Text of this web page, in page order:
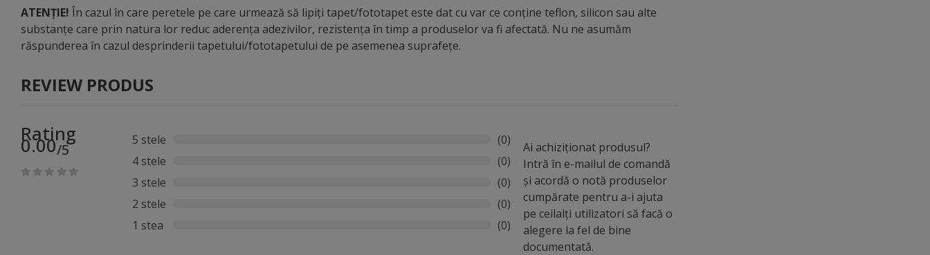
ATENȚIE! În cazul în care peretele pe care urmează să lipiți tapet/fototapet este dat cu var ce conține teflon, silicon sau alte
substanțe care prin natura lor reduc aderența adezivilor, rezistența în timp a produselor va fi afectată. Nu ne asumăm
răspunderea în cazul desprinderii tapetului/fototapetului de pe asemenea suprafețe.
REVIEW PRODUS
Rating
0.00/5
5 stele
(0)
4 stele
(0)
3 stele
(0)
2 stele
(0)
1 stea
(0)
Ai achiziționat produsul?
Intră în e-mailul de comandă
și acordă o notă produselor
cumpărate pentru a-i ajuta
pe ceilalți utilizatori să facă o
alegere la fel de bine
documentată.